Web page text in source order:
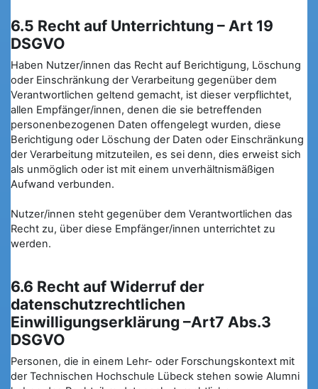
6.5 Recht auf Unterrichtung – Art 19
DSGVO
Haben Nutzer/innen das Recht auf Berichtigung, Löschung
oder Einschränkung der Verarbeitung gegenüber dem
Verantwortlichen geltend gemacht, ist dieser verpflichtet,
allen Empfänger/innen, denen die sie betreffenden
personenbezogenen Daten offengelegt wurden, diese
Berichtigung oder Löschung der Daten oder Einschränkung
der Verarbeitung mitzuteilen, es sei denn, dies erweist sich
als unmöglich oder ist mit einem unverhältnismäßigen
Aufwand verbunden.
Nutzer/innen steht gegenüber dem Verantwortlichen das
Recht zu, über diese Empfänger/innen unterrichtet zu
werden.
6.6 Recht auf Widerruf der
datenschutzrechtlichen
Einwilligungserklärung –Art7 Abs.3
DSGVO
Personen, die in einem Lehr- oder Forschungskontext mit
der Technischen Hochschule Lübeck stehen sowie Alumni